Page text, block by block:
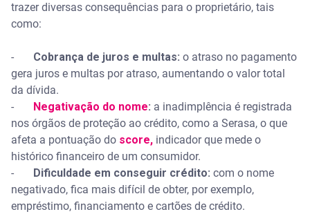
trazer diversas consequências para o proprietário, tais
como:
- Cobrança de juros e multas: o atraso no pagamento
gera juros e multas por atraso, aumentando o valor total
da dívida.
-
Negativação do nome: a inadimplência é registrada
nos órgãos de proteção ao crédito, como a Serasa, o que
afeta a pontuação do score, indicador que mede o
histórico financeiro de um consumidor.
-
Dificuldade em conseguir crédito: com o nome
negativado, fica mais difícil de obter, por exemplo,
empréstimo, financiamento e cartões de crédito.